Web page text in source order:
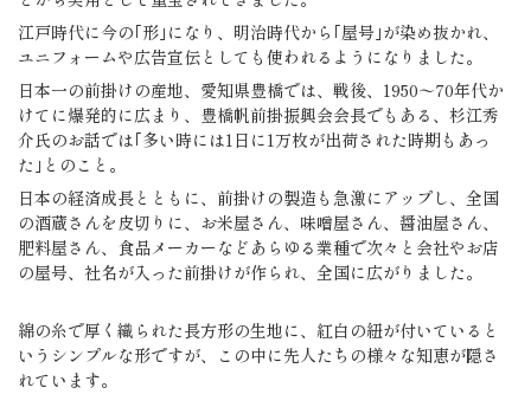
江戸時代に今の｢形｣になり、明治時代から｢屋号｣が染め抜かれ、
ユニフォームや広告宣伝としても使われるようになりました。
日本一の前掛けの産地、愛知県豊橋では、戦後、1950〜70年代か
けてに爆発的に広まり、豊橋帆前掛振興会会長でもある、杉江秀
介氏のお話では｢多い時には1日に1万枚が出荷された時期もあっ
た｣とのこと。
日本の経済成長とともに、前掛けの製造も急激にアップし、全国
の酒蔵さんを皮切りに、お米屋さん、味噌屋さん、醤油屋さん、
肥料屋さん、食品メーカーなどあらゆる業種で次々と会社やお店
の屋号、社名が入った前掛けが作られ、全国に広がりました。
綿の糸で厚く織られた長方形の生地に、紅白の紐が付いていると
いうシンプルな形ですが、この中に先人たちの様々な知恵が隠さ
れています。